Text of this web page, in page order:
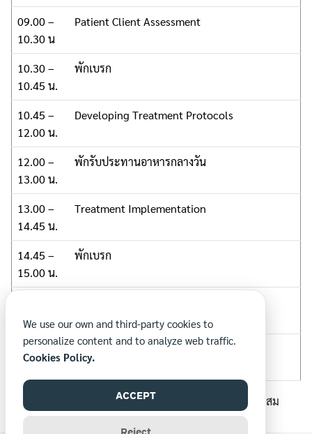
09.00 –
10.30 น
Patient Client Assessment
10.30 –
10.45 น.
พักเบรก
10.45 –
12.00 น.
Developing Treatment Protocols
12.00 –
13.00 น.
พักรับประทานอาหารกลางวัน
13.00 –
14.45 น.
Treatment Implementation
14.45 –
15.00 น.
พักเบรก
16.30 น.
16.30 –
17.30 น.
Ethical and Professional Conduct
หมายเหตุ: กำหนดการอาจเปลี่ยนแปลงได้ตามความเหมาะสม
We use our own and third-party cookies to
personalize content and to analyze web traffic.
Cookies Policy.
ACCEPT